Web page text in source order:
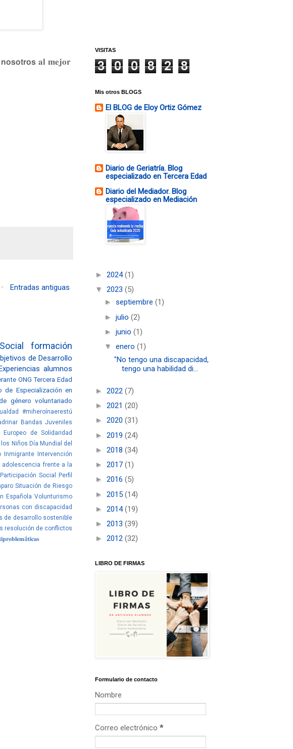
𝐚𝐥 𝐦𝐞𝐣𝐨𝐫
Entradas antiguas
formación
de Desarrollo
alumnos
ONG Tercera Edad
de Especialización en
género voluntariado
#miheroínaerestú
Bandas Juveniles
Europeo de Solidaridad
Niños Día Mundial del
Inmigrante Intervención
frente a la
Participación Social
Perfil
Situación de Riesgo
Española Volunturismo
con discapacidad
de desarrollo sostenible
resolución de conflictos
VISITAS
3 0 0 8 2 8
Mis otros BLOGS
El BLOG de Eloy Ortiz Gómez
Diario de Geriatría. Blog
especializado en Tercera Edad
Diario del Mediador. Blog
especializado en Mediación
► 2024(1)
▼ 2023 (5)
► septiembre (1)
► julio (2)
► junio (1)
▼ enero (1)
"No tengo una discapacidad,
tengo una habilidad di...
► 2022 (7)
► 2021 (20)
► 2020 (31)
► 2019 (24)
► 2018 (34)
► 2017 (1)
► 2016 (5)
► 2015 (14)
► 2014(19)
► 2013 (39)
► 2012 (32)
LIBRO DE FIRMAS
Formulario de contacto
Nombre
Correo electrónico *